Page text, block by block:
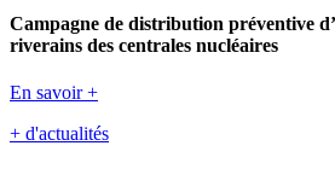
Campagne de distribution préventive
riverains des centrales nucléaires
En savoir +
+ d'actualités